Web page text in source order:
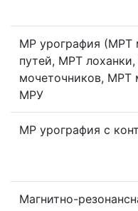
МР урография (МРТ
путей, МРТ
мочеточников, МРТ
МРУ
МР урография с
Магнитно-